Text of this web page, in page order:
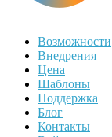
Возможности
Внедрения
Цена
Шаблоны
Поддержка
Блог
Контакты